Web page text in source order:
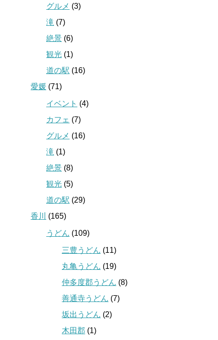
グルメ (3)
滝 (7)
絶景 (6)
観光 (1)
道の駅 (16)
愛媛 (71)
イベント (4)
カフェ (7)
グルメ (16)
滝 (1)
絶景 (8)
観光 (5)
道の駅 (29)
香川
(165)
うどん (109)
三豊うどん (11)
丸亀うどん (19)
仲多度郡うどん (8)
善通寺うどん (7)
坂出うどん (2)
木田郡 (1)